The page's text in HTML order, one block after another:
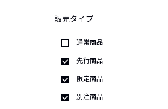
販売タイプ
通常商品
先行商品
限定商品
別注商品